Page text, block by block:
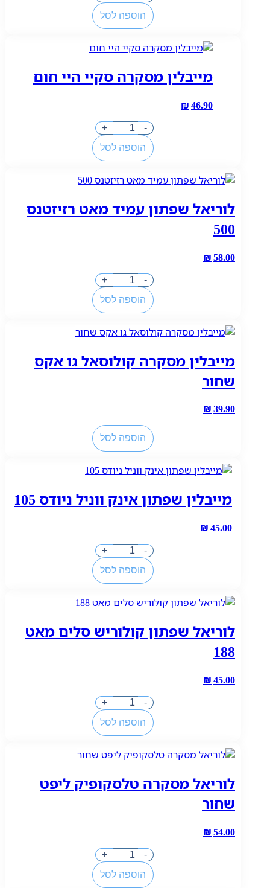
של
לור
קולוריש
מאט
346
הוספה לסל
מייבלין מסקרה סקיי היי חום
₪46.90
-
כמות
של
מייבלין
סקיי
חום
+
הוספה לסל
לוריאל שפתון עמיד מאט רזיזטנס
500
₪58.00
-
כמות
של
לוריאל
עמיד
רזיזטנס
500
+
הוספה לסל
מייבלין מסקרה קולוסאל גו אקס
שחור
₪39.90
כמות
של
מסקרה
גו
אקס
הוספה לסל
מייבלין שפתון אינק ווניל ניודס 105
₪45.00
-
כמות
של
מייבלין
אינק
ניודס
105
+
הוספה לסל
לוריאל שפתון קולוריש סלים מאט
188
₪45.00
-
כמות
של
לוריאל
קולוריש
מאט
188
+
הוספה לסל
לוריאל מסקרה טלסקופיק ליפט
שחור
₪54.00
-
כמות
של
לוריאל
+
הוספה לסל